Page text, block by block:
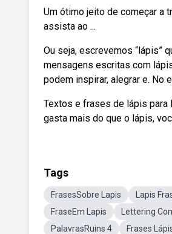
Um ótimo jeito de começar a
assista ao ...
Ou seja, escrevemos “lápis”
mensagens escritas com
podem inspirar, alegrar e. No
Textos e frases de lápis para
gasta mais do que o lápis,
Tags
FrasesSobre Lapis Lapis
FraseEm Lapis
Lettering
PalavrasRuins 4
Frases